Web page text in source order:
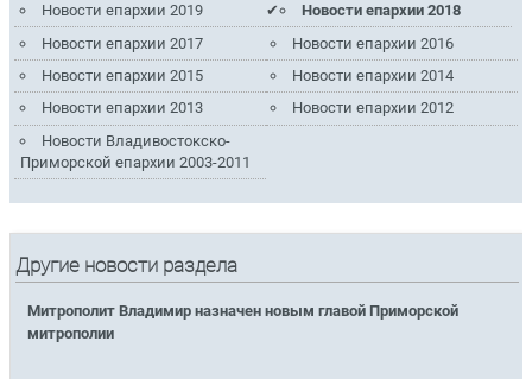
Новости епархии 2019
Новости епархии 2018
Новости епархии 2017
Новости епархии 2016
Новости епархии 2015
Новости епархии 2014
Новости епархии 2013
Новости епархии 2012
Новости Владивостокско-
Приморской епархии 2003-2011
Другие новости раздела
Митрополит Владимир назначен новым главой Приморской
митрополии